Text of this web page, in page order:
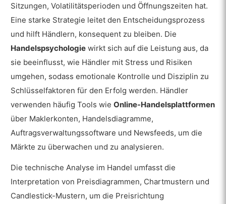
Sitzungen, Volatilitätsperioden und Öffnungszeiten hat.
Eine starke Strategie leitet den Entscheidungsprozess
und hilft Händlern, konsequent zu bleiben. Die
Handelspsychologie wirkt sich auf die Leistung aus, da
sie beeinflusst, wie Händler mit Stress und Risiken
umgehen, sodass emotionale Kontrolle und Disziplin zu
Schlüsselfaktoren für den Erfolg werden. Händler
verwenden häufig Tools wieOnline-Handelsplattformen
über Maklerkonten, Handelsdiagramme,
Auftragsverwaltungssoftware und Newsfeeds, um die
Märkte zu überwachen und zu analysieren.
Die technische Analyse im Handel umfasst die
Interpretation von Preisdiagrammen, Chartmustern und
Candlestick-Mustern, um die Preisrichtung